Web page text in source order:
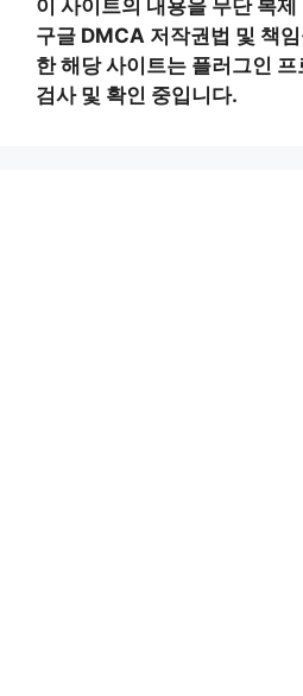
이 사이트의 내용을 무단 복
구글 DMCA 저작권법 및 책
한 해당 사이트는 플러그인
검사 및 확인 중입니다.